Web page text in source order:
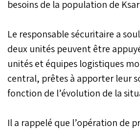
besoins de la population de
Le responsable sécuritaire a
deux unités peuvent être
unités et équipes logistiques
central, prêtes à apporter leur
fonction de l’évolution de la
Il a rappelé que l’opération de